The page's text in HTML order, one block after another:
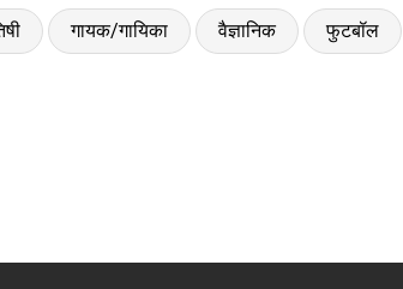
गायक/गायिका वैज्ञानिक फुटबॉल